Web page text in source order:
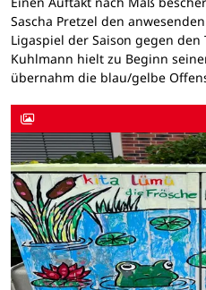
Sascha Pretzel den
Ligaspiel der Saison gegen den
Kuhlmann hielt zu Beginn
übernahm die blau/gelbe